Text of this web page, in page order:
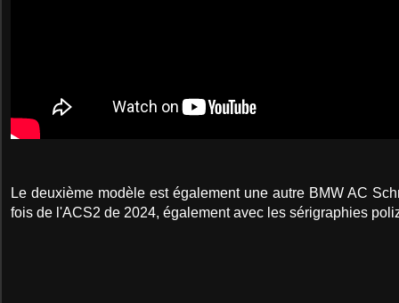
Le deuxième modèle est également une autre BMW AC
fois de l'ACS2 de 2024, également avec les sérigraphies